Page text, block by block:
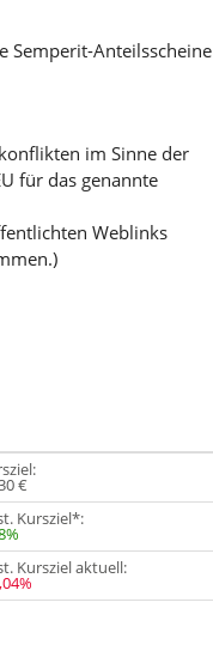
Semperit-Anteilsscheine
im Sinne der
für das genannte
Weblinks
€
Kursziel*:
Kursziel aktuell: